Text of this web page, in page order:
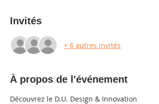
Invités
+ 6 autres invités
À propos de l'événement
Découvrez le D.U. Design & Innovation